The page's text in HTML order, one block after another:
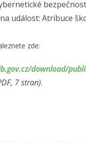
událost: Atribuce
zde:
download/
7 stran).